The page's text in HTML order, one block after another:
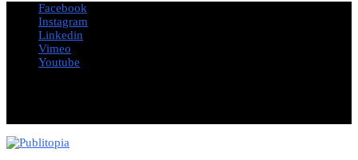
Facebook
Instagram
Linkedin
Vimeo
Youtube